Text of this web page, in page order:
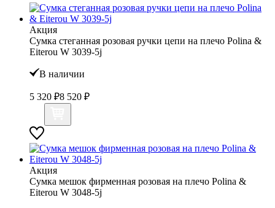
Акция
Сумка стеганная розовая ручки цепи на плечо Polina &
Eiterou W 3039-5j
В наличии
5 320 ₽8 520 ₽
Акция
Сумка мешок фирменная розовая на плечо Polina &
Eiterou W 3048-5j